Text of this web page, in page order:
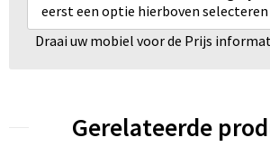
eerst een optie hierboven selecteren
Draai uw mobiel voor de Prijs
Gerelateerde